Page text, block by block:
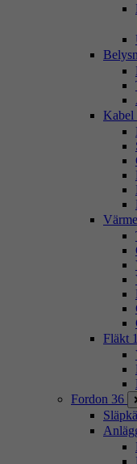
Kabel
Värme
Fläkt
Fordon 36